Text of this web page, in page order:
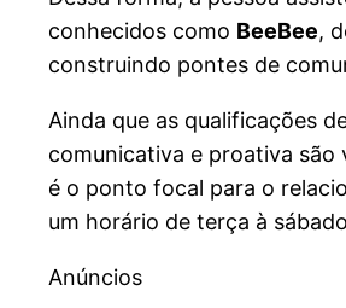
conhecidos como BeeBee,
construindo pontes de
Ainda que as qualificações
comunicativa e proativa são
é o ponto focal para o
um horário de terça à
Anúncios